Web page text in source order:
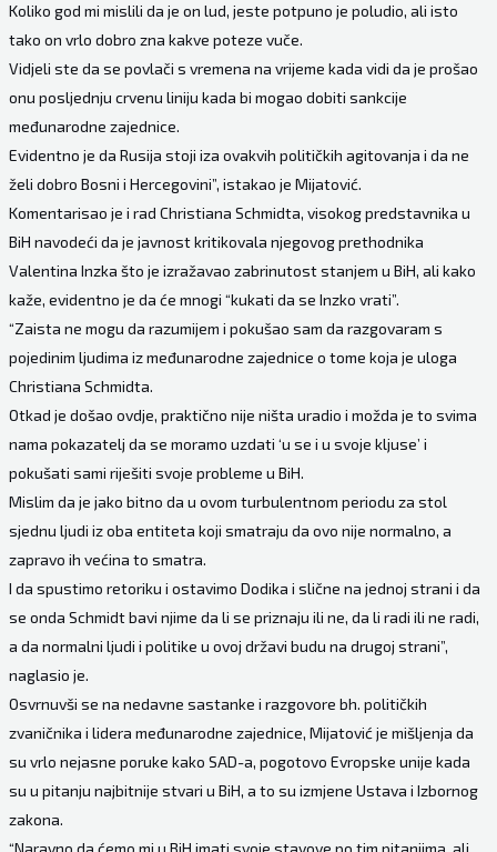
Koliko god mi mislili da je on lud, jeste potpuno je poludio, ali isto
tako on vrlo dobro zna kakve poteze vuče.
Vidjeli ste da se povlači s vremena na vrijeme kada vidi da je prošao
onu posljednju crvenu liniju kada bi mogao dobiti sankcije
međunarodne zajednice.
Evidentno je da Rusija stoji iza ovakvih političkih agitovanja i da ne
želi dobro Bosni i Hercegovini”, istakao je Mijatović.
Komentarisao je i rad Christiana Schmidta, visokog predstavnika u
BiH navodeći da je javnost kritikovala njegovog prethodnika
Valentina Inzka što je izražavao zabrinutost stanjem u BiH, ali kako
kaže, evidentno je da će mnogi “kukati da se Inzko vrati”.
“Zaista ne mogu da razumijem i pokušao sam da razgovaram s
pojedinim ljudima iz međunarodne zajednice o tome koja je uloga
Christiana Schmidta.
Otkad je došao ovdje, praktično nije ništa uradio i možda je to svima
nama pokazatelj da se moramo uzdati ‘u se i u svoje kljuse’ i
pokušati sami riješiti svoje probleme u BiH.
Mislim da je jako bitno da u ovom turbulentnom periodu za stol
sjednu ljudi iz oba entiteta koji smatraju da ovo nije normalno, a
zapravo ih većina to smatra.
I da spustimo retoriku i ostavimo Dodika i slične na jednoj strani i da
se onda Schmidt bavi njime da li se priznaju ili ne, da li radi ili ne radi,
a da normalni ljudi i politike u ovoj državi budu na drugoj strani”,
naglasio je.
Osvrnuvši se na nedavne sastanke i razgovore bh. političkih
zvaničnika i lidera međunarodne zajednice, Mijatović je mišljenja da
su vrlo nejasne poruke kako SAD-a, pogotovo Evropske unije kada
su u pitanju najbitnije stvari u BiH, a to su izmjene Ustava i Izbornog
zakona.
“Naravno da ćemo mi u BiH imati svoje stavove po tim pitanjima, ali